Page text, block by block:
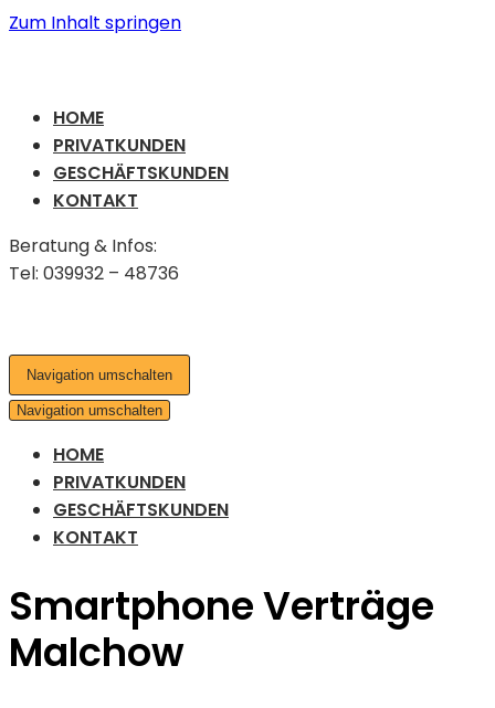
Zum Inhalt springen
HOME
PRIVATKUNDEN
GESCHÄFTSKUNDEN
KONTAKT
Beratung & Infos:
Tel: 039932 – 48736
Navigation umschalten
Navigation umschalten
HOME
PRIVATKUNDEN
GESCHÄFTSKUNDEN
KONTAKT
Smartphone Verträge
Malchow